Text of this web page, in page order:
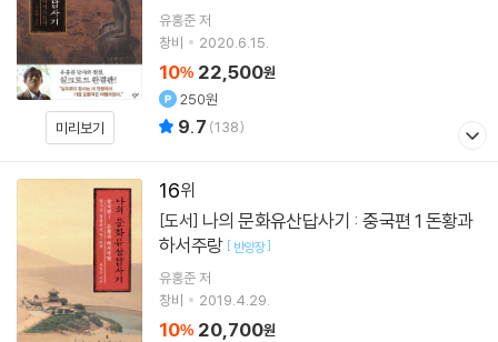
미리보기
유홍준저
창비
2020.6.15.
10% 22,500원
250원
9.7 (138)
16
[도서]
하서주랑 [ 반양장]
유홍준저
창비
2019.4.29.
10% 20,700원